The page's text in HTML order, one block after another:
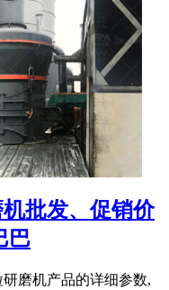
批发、促销价
巴
磨机产品的详细参数,